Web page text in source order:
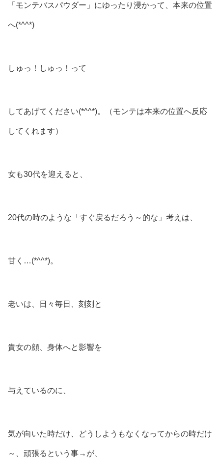
「モンテバスパウダー」にゆったり浸かって、本来の位置
へ(*^^*)
しゅっ！しゅっ！って
してあげてください(*^^*)。（モンテは本来の位置へ反応
してくれます）
女も30代を迎えると、
20代の時のような「すぐ戻るだろう～的な」考えは、
甘く…(*^^*)。
老いは、日々毎日、刻刻と
貴女の顔、身体へと影響を
与えているのに、
気が向いた時だけ、どうしようもなくなってからの時だけ
～、頑張るという事→が、